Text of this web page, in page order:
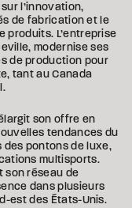
l’innovation,
de fabrication et le
produits. L’entreprise
modernise ses
de production pour
tant au Canada
son offre en
tendances du
des pontons de luxe,
multisports.
son réseau de
dans plusieurs
est des États-Unis.